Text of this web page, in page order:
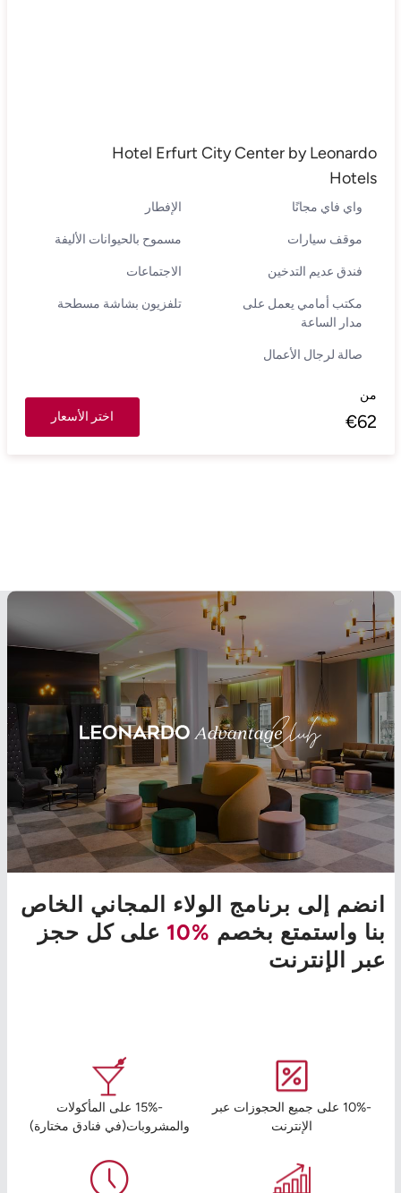
Hotel Erfurt City Center by Leonardo
Hotels
واي فاي مجانًا الإفطار
موقف سيارات مسموح بالحيوانات الأليفة
فندق عديم التدخين الاجتماعات
مكتب أمامي يعمل على
مدار الساعة
تلفزيون بشاشة مسطحة
صالة لرجال الأعمال
من
€62 اختر الأسعار
انضم إلى برنامج الولاء المجاني الخاص
بنا واستمتع بخصم %10
على كل حجز
عبر الإنترنت
-10% على جميع الحجوزات عبر
الإنترنت
-15% على المأكولات
والمشروبات(في فنادق مختارة)